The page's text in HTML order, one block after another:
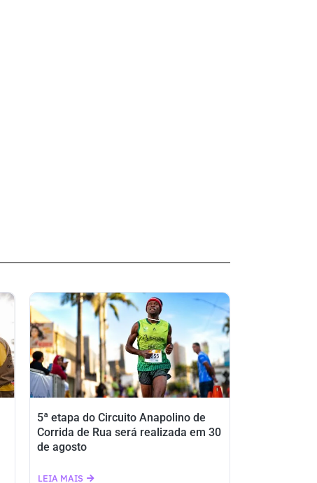
5ª etapa do Circuito Anapolino de
Corrida de Rua será realizada em 30
de agosto
LEIA MAIS